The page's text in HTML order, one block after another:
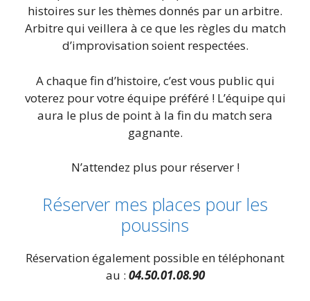
histoires sur les thèmes donnés par un arbitre.
Arbitre qui veillera à ce que les règles du match
d’improvisation soient respectées.
A chaque fin d’histoire, c’est vous public qui
voterez pour votre équipe préféré ! L’équipe qui
aura le plus de point à la fin du match sera
gagnante.
N’attendez plus pour réserver !
Réserver mes places pour les
poussins
Réservation également possible en téléphonant
au : 04.50.01.08.90